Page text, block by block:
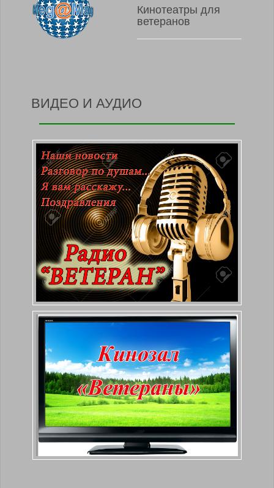
Кинотеатры для
ветеранов
ВИДЕО И АУДИО